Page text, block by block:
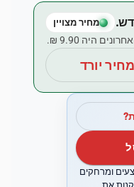
מחיר מצויין
יורד
ומרחקים